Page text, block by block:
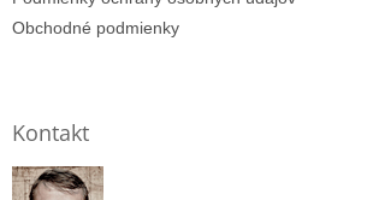
Obchodné podmienky
Kontakt